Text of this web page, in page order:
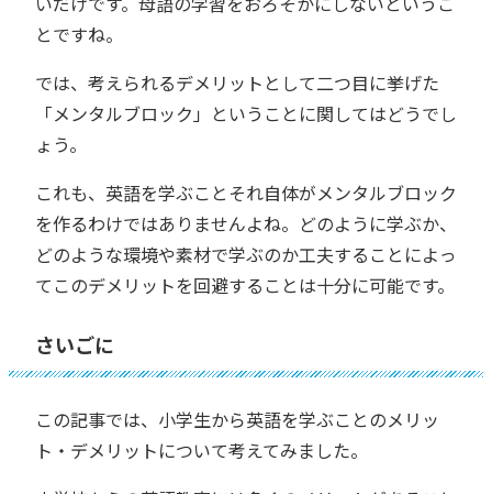
とですね。
では、考えられるデメリットとして二つ目に挙げた
「メンタルブロック」ということに関してはどうでし
ょう。
これも、英語を学ぶことそれ自体がメンタルブロック
を作るわけではありませんよね。どのように学ぶか、
どのような環境や素材で学ぶのか工夫することによっ
てこのデメリットを回避することは十分に可能です。
さいごに
この記事では、小学生から英語を学ぶことのメリッ
ト・デメリットについて考えてみました。